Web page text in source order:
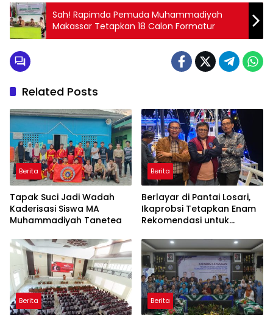
Sah! Rapimda Pemuda Muhammadiyah
Makassar Tetapkan 18 Calon Formatur
Related Posts
Berita
Tapak Suci Jadi Wadah
Kaderisasi Siswa MA
Muhammadiyah Tanetea
Berita
Berlayar di Pantai Losari,
Ikaprobsi Tetapkan Enam
Rekomendasi untuk
Berita Berita